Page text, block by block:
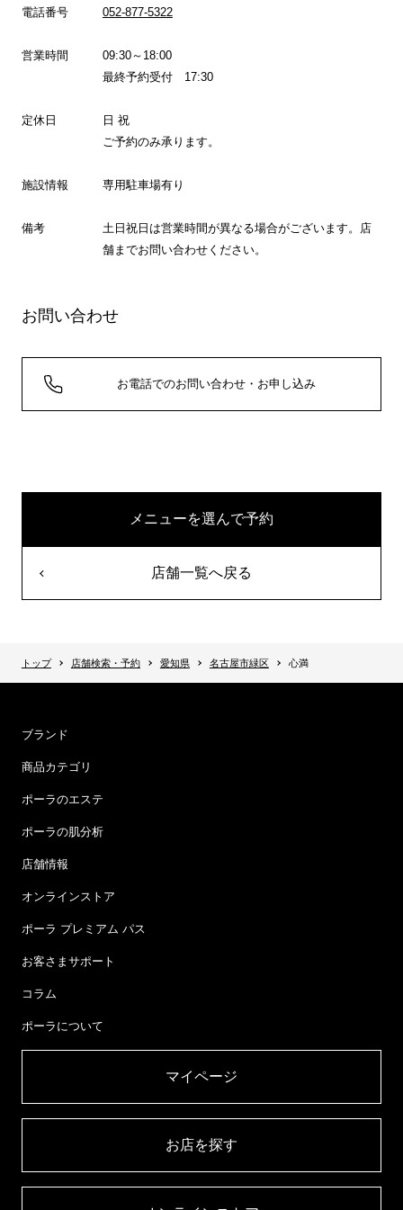
電話番号 052-877-5322
営業時間
09:30～18:00
最終予約受付 17:30
定休日
日 祝
ご予約のみ承ります。
施設情報 専用駐車場有り
備考
土日祝日は営業時間が異なる場合がございます。店
舗までお問い合わせください。
お問い合わせ
お電話でのお問い合わせ・お申し込み
メニューを選んで予約
店舗一覧へ戻る
トップ 店舗検索・予約 愛知県 名古屋市緑区 心満
ブランド
商品カテゴリ
ポーラのエステ
ポーラの肌分析
店舗情報
オンラインストア
ポーラ プレミアム パス
お客さまサポート
コラム
ポーラについて
マイページ​
お店を探す​